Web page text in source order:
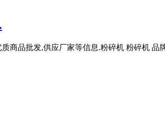
品批发,供应厂家等信息.粉碎机 粉碎机 品